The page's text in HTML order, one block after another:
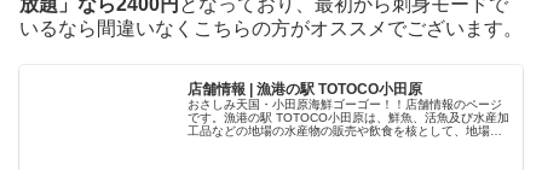
いるなら間違いなくこちらの方がオススメでございます。
店舗情報 | 漁港の駅 TOTOCO小田原
おさしみ天国・小田原海鮮ゴーゴー！！店舗情報のページ
です。漁港の駅 TOTOCO小田原は、鮮魚、活魚及び水産加
工品などの地場の水産物の販売や飲食を核として、地場産